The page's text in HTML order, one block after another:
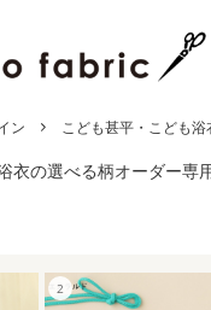
ン こども甚平・こども
衣の選べる柄オーダー専